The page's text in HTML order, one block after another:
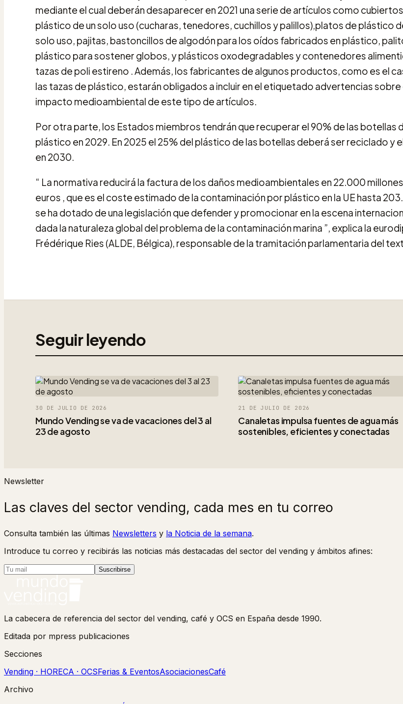
mediante el cual deberán desaparecer en 2021 una serie de artículos como
plástico de un solo uso (cucharas, tenedores, cuchillos y palillos),platos de plástico
solo uso, pajitas, bastoncillos de algodón para los oídos fabricados en plástico,
plástico para sostener globos, y plásticos oxodegradables y contenedores
tazas de poli estireno . Además, los fabricantes de algunos productos, como es el
las tazas de plástico, estarán obligados a incluir en el etiquetado advertencias sobre
impacto medioambiental de este tipo de artículos.
Por otra parte, los Estados miembros tendrán que recuperar el 90% de las botellas
plástico en 2029. En 2025 el 25% del plástico de las botellas deberá ser reciclado y
en 2030.
“ La normativa reducirá la factura de los daños medioambientales en 22.000
euros , que es el coste estimado de la contaminación por plástico en la UE hasta
se ha dotado de una legislación que defender y promocionar en la escena
dada la naturaleza global del problema de la contaminación marina ”, explica la
Frédérique Ries (ALDE, Bélgica), responsable de la tramitación parlamentaria del
Seguir leyendo
30 DE JULIO DE 2026
Mundo Vending se va de vacaciones del 3 al
23 de agosto
21 DE JULIO DE 2026
Canaletas impulsa fuentes de agua más
sostenibles, eficientes y conectadas
Newsletter
Las claves del sector vending, cada mes en tu correo
Consulta también las últimas Newsletters y la Noticia de la semana.
Introduce tu correo y recibirás las noticias más destacadas del sector del vending y ámbitos afines:
Suscribirse
La cabecera de referencia del sector del vending, café y OCS en España desde 1990.
Editada por mpress publicaciones
Secciones
Vending · HORECA · OCSFerias & EventosAsociacionesCafé
Archivo